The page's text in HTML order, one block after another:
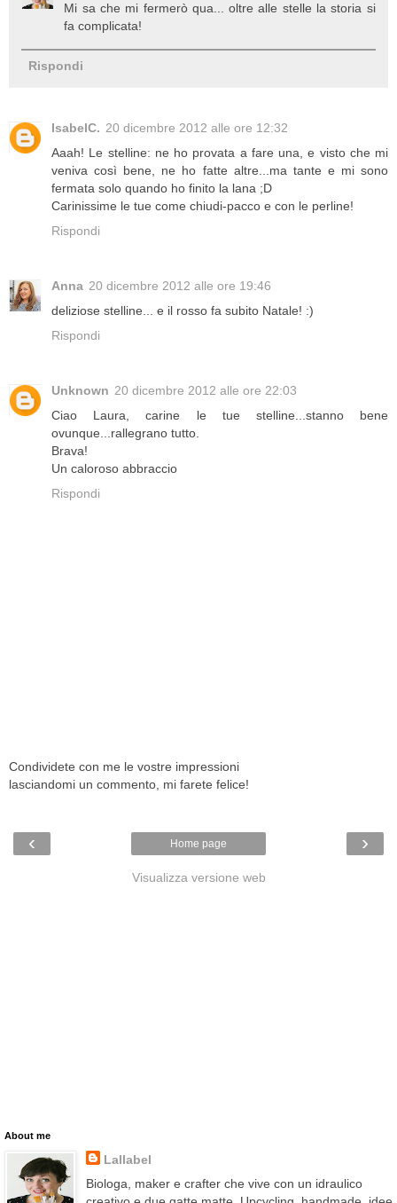
Mi sa che mi fermerò qua... oltre alle stelle la storia si
fa complicata!
Rispondi
IsabelC. 20 dicembre 2012 alle ore 12:32
Aaah! Le stelline: ne ho provata a fare una, e visto che mi
veniva così bene, ne ho fatte altre...ma tante e mi sono
fermata solo quando ho finito la lana ;D
Carinissime le tue come chiudi-pacco e con le perline!
Rispondi
Anna 20 dicembre 2012 alle ore 19:46
deliziose stelline... e il rosso fa subito Natale! :)
Rispondi
Unknown 20 dicembre 2012 alle ore 22:03
Ciao Laura, carine le tue stelline...stanno bene
ovunque...rallegrano tutto.
Brava!
Un caloroso abbraccio
Rispondi
Condividete con me le vostre impressioni
lasciandomi un commento, mi farete felice!
‹ ›
Home page
Visualizza versione web
About me
Lallabel
Biologa, maker e crafter che vive con un idraulico